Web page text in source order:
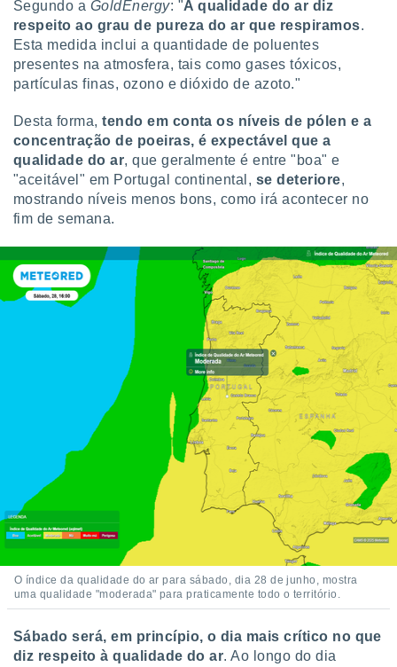
Segundo a GoldEnergy: "A qualidade do ar diz
respeito ao grau de pureza do ar que respiramos.
Esta medida inclui a quantidade de poluentes
presentes na atmosfera, tais como gases tóxicos,
partículas finas, ozono e dióxido de azoto."
Desta forma,tendo em conta os níveis de pólen e a
concentração de poeiras, é expectável que a
qualidade do ar, que geralmente é entre "boa" e
"aceitável" em Portugal continental, se deteriore,
mostrando níveis menos bons, como irá acontecer no
fim de semana.
O índice da qualidade do ar para sábado, dia 28 de junho, mostra
uma qualidade "moderada" para praticamente todo o território.
Sábado será, em princípio, o dia mais crítico no que
diz respeito à qualidade do ar. Ao longo do dia